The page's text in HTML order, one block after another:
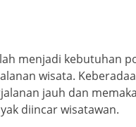
menjadi kebutuhan
wisata.
jauh dan
diincar wisatawan.